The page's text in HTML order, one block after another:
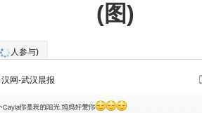
(图)
人参与)
汉网-武汉晨报